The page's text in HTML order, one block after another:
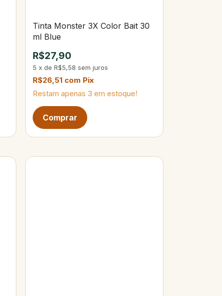
Tinta Monster 3X Color Bait 30
ml Blue
R$27,90
5 x de R$5,58 sem juros
R$26,51 com Pix
Restam apenas 3 em estoque!